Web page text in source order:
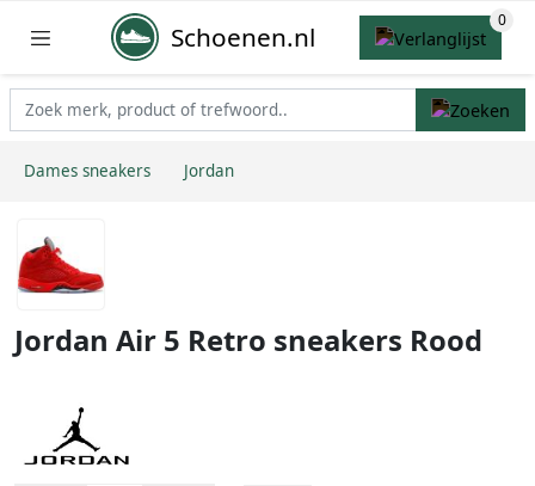
Schoenen.nl
Dames sneakers Jordan
Jordan Air 5 Retro sneakers Rood